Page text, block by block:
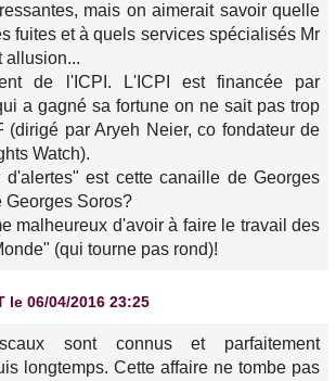
mais on aimerait savoir quelle
fuites et à quels services spécialisés Mr
allusion...
de l'ICPI. L'ICPI est financée par
a gagné sa fortune on ne sait pas trop
(dirigé par Aryeh Neier, co fondateur de
Watch).
d'alertes" est cette canaille de Georges
Georges Soros?
malheureux d'avoir à faire le travail des
(qui tourne pas rond)!
le 06/04/2016 23:25
sont connus et parfaitement
longtemps. Cette affaire ne tombe pas